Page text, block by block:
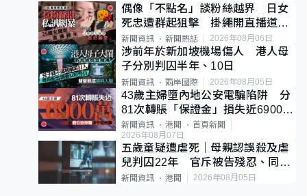
偶像「不點名」談粉絲越界 日女
死忠遭群起狙擊 掛繩開直播道歉
後輕生
新聞資訊 新聞熱話 2026年08月06日
涉前年於新加坡機場傷人 港人母
子分別判囚半年、10日
新聞資訊 兩岸國際 2026年08月05日
43歲主婦墮內地公安電騙陷阱 分
81次轉賬「保證金」損失近6900萬
元
新聞資訊 港聞
首頁新聞
2026年08月07日
五歲童疑遭虐死｜母親認誤殺及虐
兒判囚22年 官斥被告殘忍、同類
案最惡劣
新聞資訊 港聞 2026年08月05日